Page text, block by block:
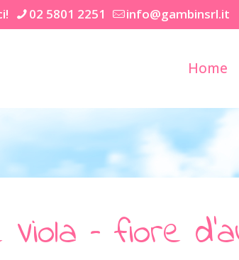
02 5801 2251 info@gambinsrl.it
Home
– fiore